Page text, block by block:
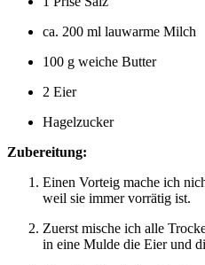
ca. 200 ml lauwarme Milch
100 g weiche Butter
2 Eier
Hagelzucker
Zubereitung:
Einen Vorteig mache ich
weil sie immer vorrätig ist.
Zuerst mische ich alle
in eine Mulde die Eier und